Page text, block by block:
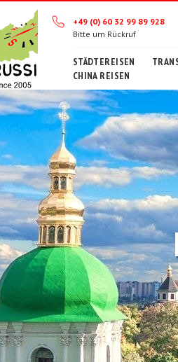
+49 (0) 60 32 99 89 928
Bitte um Rückruf
STÄDTEREISEN
CHINA REISEN